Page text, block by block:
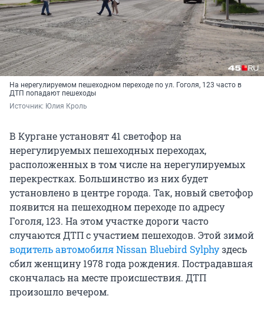
На нерегулируемом пешеходном переходе по ул. Гоголя, 123 часто в
ДТП попадают пешеходы
Источник: Юлия Кроль
В Кургане установят 41 светофор на
нерегулируемых пешеходных переходах,
расположенных в том числе на нерегулируемых
перекрестках. Большинство из них будет
установлено в центре города. Так, новый светофор
появится на пешеходном переходе по адресу
Гоголя, 123. На этом участке дороги часто
случаются ДТП с участием пешеходов. Этой зимой
водитель автомобиля Nissan Bluebird Sylphyздесь
сбил женщину 1978 года рождения. Пострадавшая
скончалась на месте происшествия. ДТП
произошло вечером.